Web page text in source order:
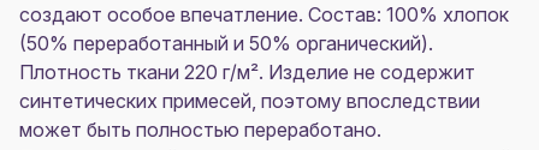
создают особое впечатление. Состав: 100% хлопок
(50% переработанный и 50% органический).
Плотность ткани 220 г/м². Изделие не содержит
синтетических примесей, поэтому впоследствии
может быть полностью переработано.